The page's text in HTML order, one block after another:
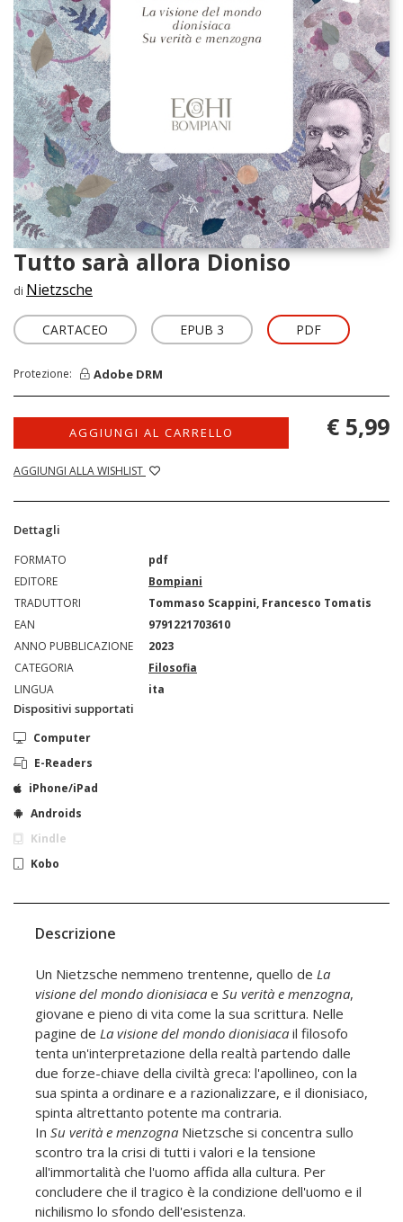
Tutto sarà allora Dioniso
di Nietzsche
CARTACEO EPUB 3 PDF
Protezione: Adobe DRM
AGGIUNGI AL CARRELLO
AGGIUNGI ALLA WISHLIST
€ 5,99
Dettagli
FORMATO
pdf
EDITORE
Bompiani
TRADUTTORI
Tommaso Scappini, Francesco Tomatis
EAN
9791221703610
ANNO PUBBLICAZIONE
2023
CATEGORIA
Filosofia
LINGUA
ita
Dispositivi supportati
Computer
E-Readers
iPhone/iPad
Androids
Kindle
Kobo
Descrizione
Un Nietzsche nemmeno trentenne, quello de La
visione del mondo dionisiaca e Su verità e menzogna,
giovane e pieno di vita come la sua scrittura. Nelle
pagine de La visione del mondo dionisiaca il filosofo
tenta un'interpretazione della realtà partendo dalle
due forze-chiave della civiltà greca: l'apollineo, con la
sua spinta a ordinare e a razionalizzare, e il dionisiaco,
spinta altrettanto potente ma contraria.
In Su verità e menzogna Nietzsche si concentra sullo
scontro tra la crisi di tutti i valori e la tensione
all'immortalità che l'uomo affida alla cultura. Per
concludere che il tragico è la condizione dell'uomo e il
nichilismo lo sfondo dell'esistenza.